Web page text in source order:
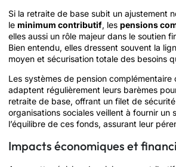
Si la retraite de base subit un ajustement
le minimum contributif, les pensions
elles aussi un rôle majeur dans le soutien
Bien entendu, elles dressent souvent la
moyen et sécurisation totale des besoins
Les systèmes de pension
adaptent régulièrement leurs barèmes
retraite de base, offrant un filet de
organisations sociales veillent à fournir un
l’équilibre de ces fonds, assurant leur
Impacts économiques et